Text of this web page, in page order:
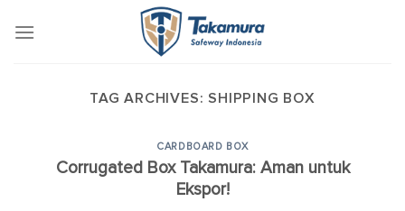
TAG ARCHIVES: SHIPPING BOX
CARDBOARD BOX
Corrugated Box Takamura: Aman untuk
Ekspor!